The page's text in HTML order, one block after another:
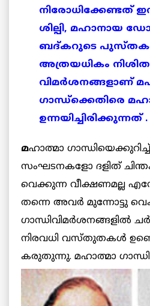
നിരോധിക്കേണ്ടത്
ശില്പി, മഹാനായ
ബദ്കറുടെ
അത്രയധികം
വിമര്‍ശനങ്ങളാണ്
ഗാന്ധ്ക്കെതിരെ
ഉന്നയിച്ചിരിക്കുന്നത് .
മഹാത്മാ
സംഘടനകളോ ദളിത്‌
വെക്കുന്ന വീക്ഷണമല്ല
തന്നെ അവര്‍ മുന്നോട്ടു
ഗാന്ധിവിമര്‍ശനങ്ങളില്‍
നിരവധി വസ്തുതകള്‍
കരുതുന്നു. മഹാത്മാ